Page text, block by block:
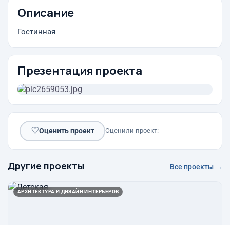
Описание
Гостинная
Презентация проекта
♡Оценить проект Оценили проект:
Другие проекты Все проекты →
АРХИТЕКТУРА И ДИЗАЙН ИНТЕРЬЕРОВ